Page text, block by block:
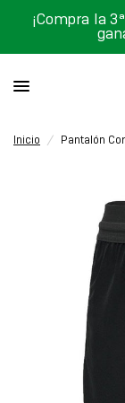
¡Compra la
Inicio / Pantalón